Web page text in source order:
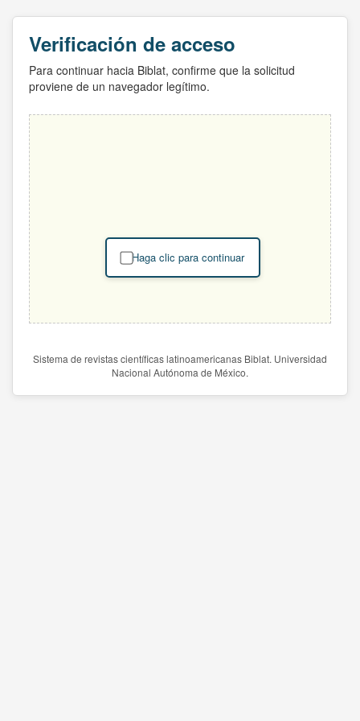
Verificación de acceso
Para continuar hacia Biblat, confirme que la solicitud
proviene de un navegador legítimo.
Haga clic para continuar
Sistema de revistas científicas latinoamericanas Biblat. Universidad
Nacional Autónoma de México.